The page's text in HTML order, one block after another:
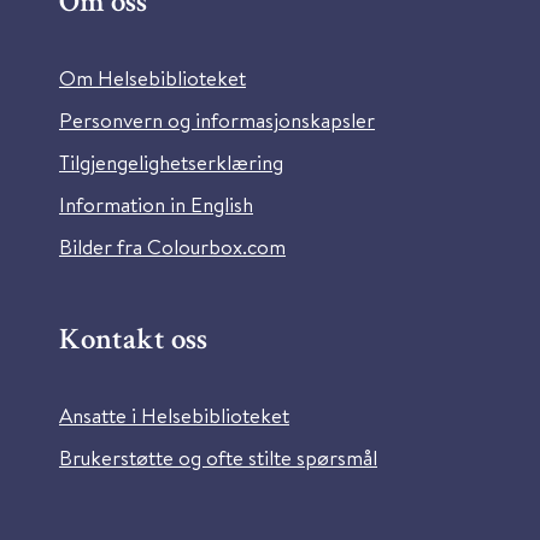
Om Helsebiblioteket
Personvern og informasjonskapsler
Tilgjengelighetserklæring
Information in English
Bilder fra Colourbox.com
Kontakt oss
Ansatte i Helsebiblioteket
Brukerstøtte og ofte stilte spørsmål